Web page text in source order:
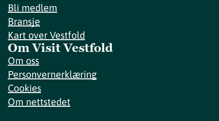
Bli medlem
Bransje
Kart over Vestfold
Om Visit Vestfold
Om oss
Personvernerklæring
Cookies
Om nettstedet